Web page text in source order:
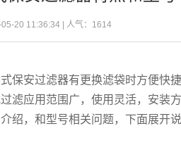
20 11:36:34 | 人气： 1614
保安过滤器有更换滤袋时方便快
滤应用范围广，使用灵活，安装
绍，和型号相关问题，下面展开说